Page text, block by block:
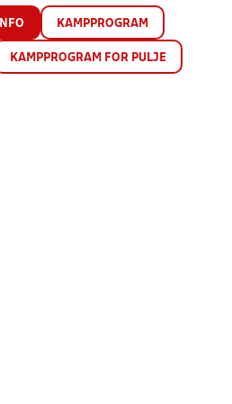
INFO KAMPPROGRAM
KAMPPROGRAM FOR PULJE